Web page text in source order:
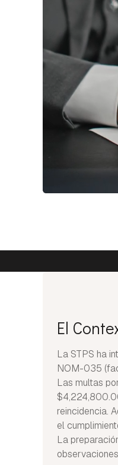
El
La STPS ha
NOM-035
Las multas
reincidencia.
el
La